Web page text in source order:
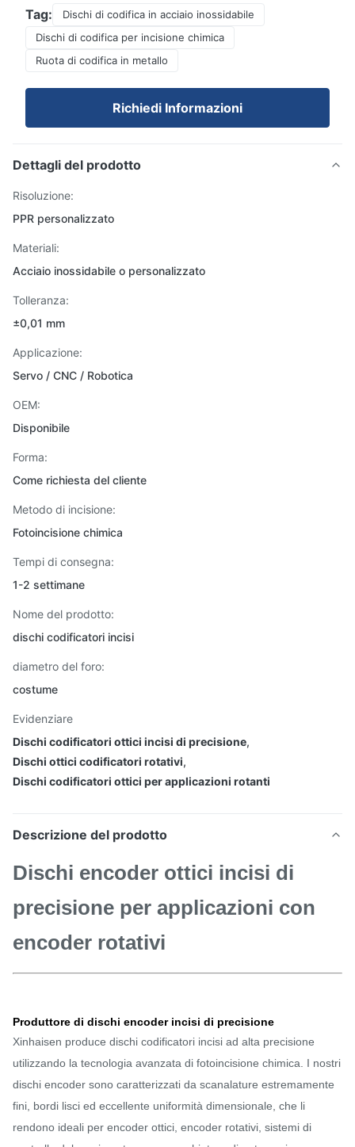
Tag:
Dischi di codifica in acciaio inossidabile
Dischi di codifica per incisione chimica
Ruota di codifica in metallo
Richiedi Informazioni
Dettagli del prodotto
Risoluzione:
PPR personalizzato
Materiali:
Acciaio inossidabile o personalizzato
Tolleranza:
±0,01 mm
Applicazione:
Servo / CNC / Robotica
OEM:
Disponibile
Forma:
Come richiesta del cliente
Metodo di incisione:
Fotoincisione chimica
Tempi di consegna:
1-2 settimane
Nome del prodotto:
dischi codificatori incisi
diametro del foro:
costume
Evidenziare
Dischi codificatori ottici incisi di precisione,
Dischi ottici codificatori rotativi,
Dischi codificatori ottici per applicazioni rotanti
Descrizione del prodotto
Dischi encoder ottici incisi di
precisione per applicazioni con
encoder rotativi
Produttore di dischi encoder incisi di precisione
Xinhaisen produce dischi codificatori incisi ad alta precisione
utilizzando la tecnologia avanzata di fotoincisione chimica. I nostri
dischi encoder sono caratterizzati da scanalature estremamente
fini, bordi lisci ed eccellente uniformità dimensionale, che li
rendono ideali per encoder ottici, encoder rotativi, sistemi di